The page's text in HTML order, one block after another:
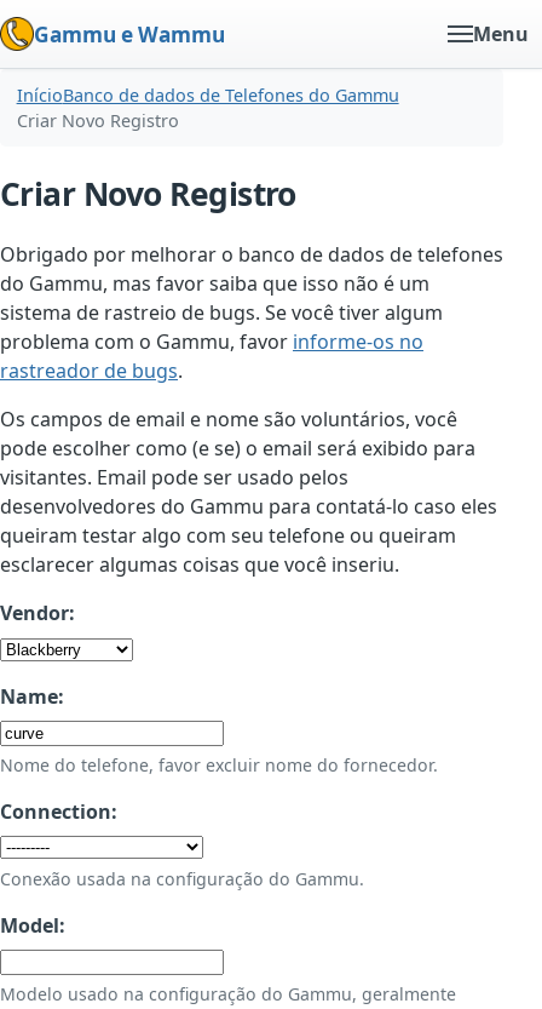
Gammu e Wammu Menu
InícioBanco de dados de Telefones do Gammu
Criar Novo Registro
Criar Novo Registro
Obrigado por melhorar o banco de dados de telefones
do Gammu, mas favor saiba que isso não é um
sistema de rastreio de bugs. Se você tiver algum
problema com o Gammu, favor informe-os no
rastreador de bugs.
Os campos de email e nome são voluntários, você
pode escolher como (e se) o email será exibido para
visitantes. Email pode ser usado pelos
desenvolvedores do Gammu para contatá-lo caso eles
queiram testar algo com seu telefone ou queiram
esclarecer algumas coisas que você inseriu.
Vendor:
Name:
Nome do telefone, favor excluir nome do fornecedor.
Connection:
Conexão usada na configuração do Gammu.
Model:
Modelo usado na configuração do Gammu, geralmente